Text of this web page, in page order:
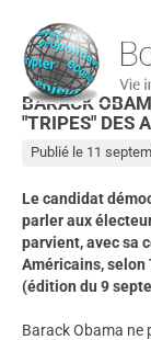
BARACK
"TRIPES" DES
Publié le 11
Le candidat
parler aux
parvient, avec sa
Américains, selon
(édition du 9
Barack Obama ne